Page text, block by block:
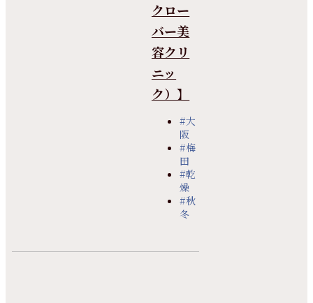
クロー
バー美
容クリ
ニッ
ク）】
#大
阪
#梅
田
#乾
燥
#秋
冬